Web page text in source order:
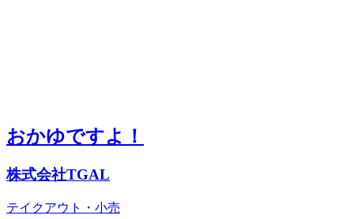
おかゆですよ！
株式会社TGAL
テイクアウト・小売